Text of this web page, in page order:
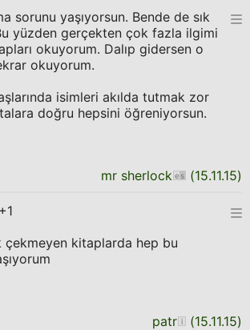
sorunu yaşıyorsun. Bende de sık
yüzden gerçekten çok fazla ilgimi
okuyorum. Dalıp gidersen o
okuyorum.
isimleri akılda tutmak zor
doğru hepsini öğreniyorsun.
mr sherlock (15.11.15)
çekmeyen kitaplarda hep bu
patr (15.11.15)